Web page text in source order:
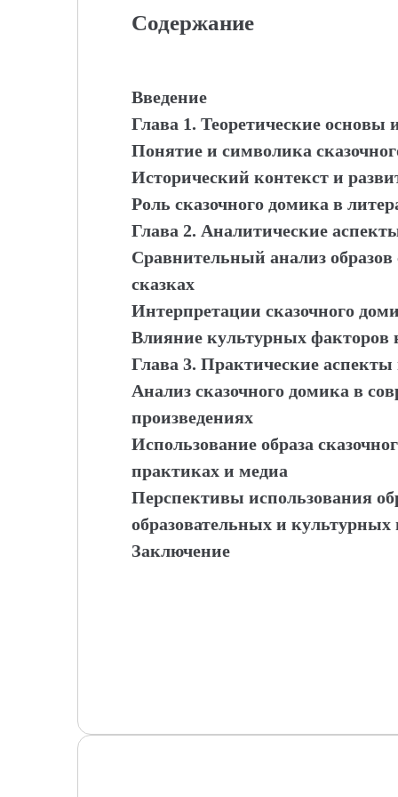
Содержание
Введение
Глава 1. Теоретические основы
Понятие и символика
Исторический контекст и
Роль сказочного домика в
Глава 2. Аналитические
Сравнительный анализ
сказках
Интерпретации сказочного
Влияние культурных факторов
Глава 3. Практические аспекты
Анализ сказочного домика в
произведениях
Использование образа
практиках и медиа
Перспективы использования
образовательных и культурных
Заключение